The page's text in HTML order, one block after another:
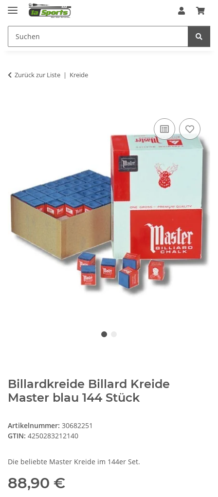
Zurück zur Liste Kreide
Billardkreide Billard Kreide
Master blau 144 Stück
Artikelnummer: 30682251
GTIN: 4250283212140
Die beliebte Master Kreide im 144er Set.
88,90 €